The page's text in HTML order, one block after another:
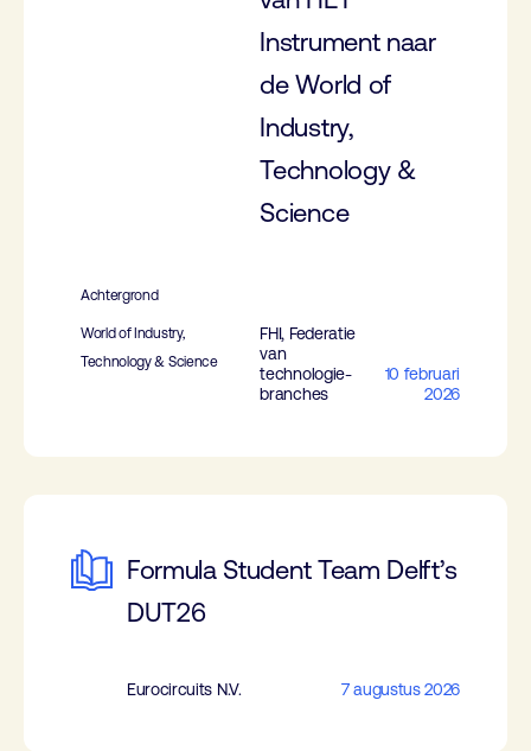
Instrument naar
de World of
Industry,
Technology &
Science
Achtergrond
World of Industry,
Technology & Science
FHI, Federatie
van
technologie-
branches
10 februari
2026
Formula Student Team Delft’s
DUT26
Eurocircuits N.V. 7 augustus 2026